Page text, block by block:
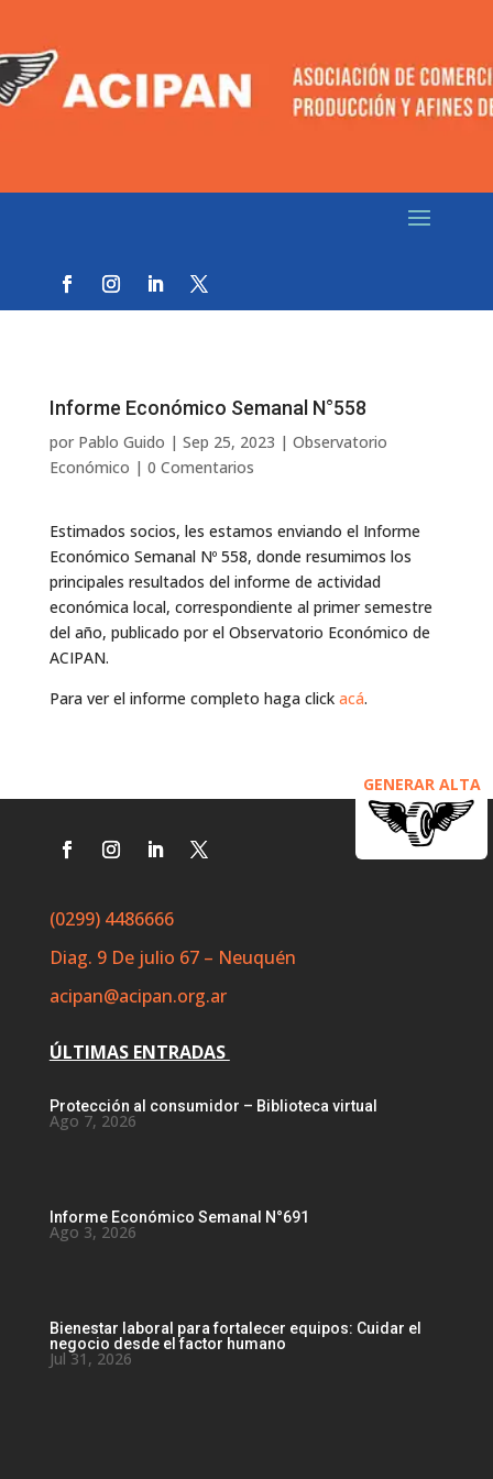
GENERAR ALTA
Informe Económico Semanal N°558
por Pablo Guido | Sep 25, 2023 | Observatorio
Económico | 0 Comentarios
Estimados socios, les estamos enviando el Informe
Económico Semanal Nº 558, donde resumimos los
principales resultados del informe de actividad
económica local, correspondiente al primer semestre
del año, publicado por el Observatorio Económico de
ACIPAN.
Para ver el informe completo haga click acá.
(0299) 4486666
Diag. 9 De julio 67 – Neuquén
acipan@acipan.org.ar
ÚLTIMAS ENTRADAS
Protección al consumidor – Biblioteca virtual
Ago 7, 2026
Informe Económico Semanal N°691
Ago 3, 2026
Bienestar laboral para fortalecer equipos: Cuidar el
negocio desde el factor humano
Jul 31, 2026